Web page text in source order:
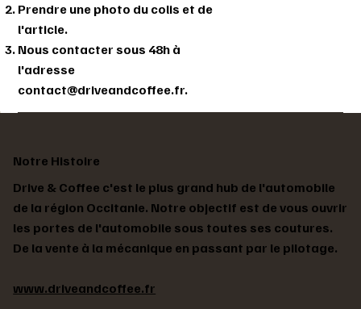
Prendre une photo du colis et de
l'article.
Nous contacter sous 48h à
l'adresse
contact@driveandcoffee.fr.
Notre Histoire
Drive & Coffee c'est le plus grand hub de l'automobile
de la région Occitanie. Notre objectif est de vous ouvrir
les portes de l'automobile sous toutes ses coutures.
De la vente à la mécanique en passant par le pilotage.
www.driveandcoffee.fr